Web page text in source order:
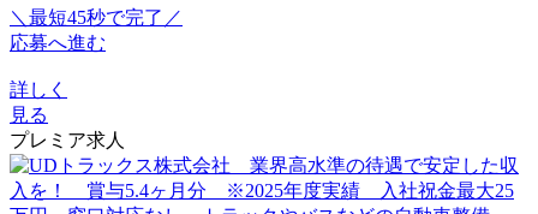
＼最短45秒で完了／
応募へ進む
詳しく
見る
プレミア求人